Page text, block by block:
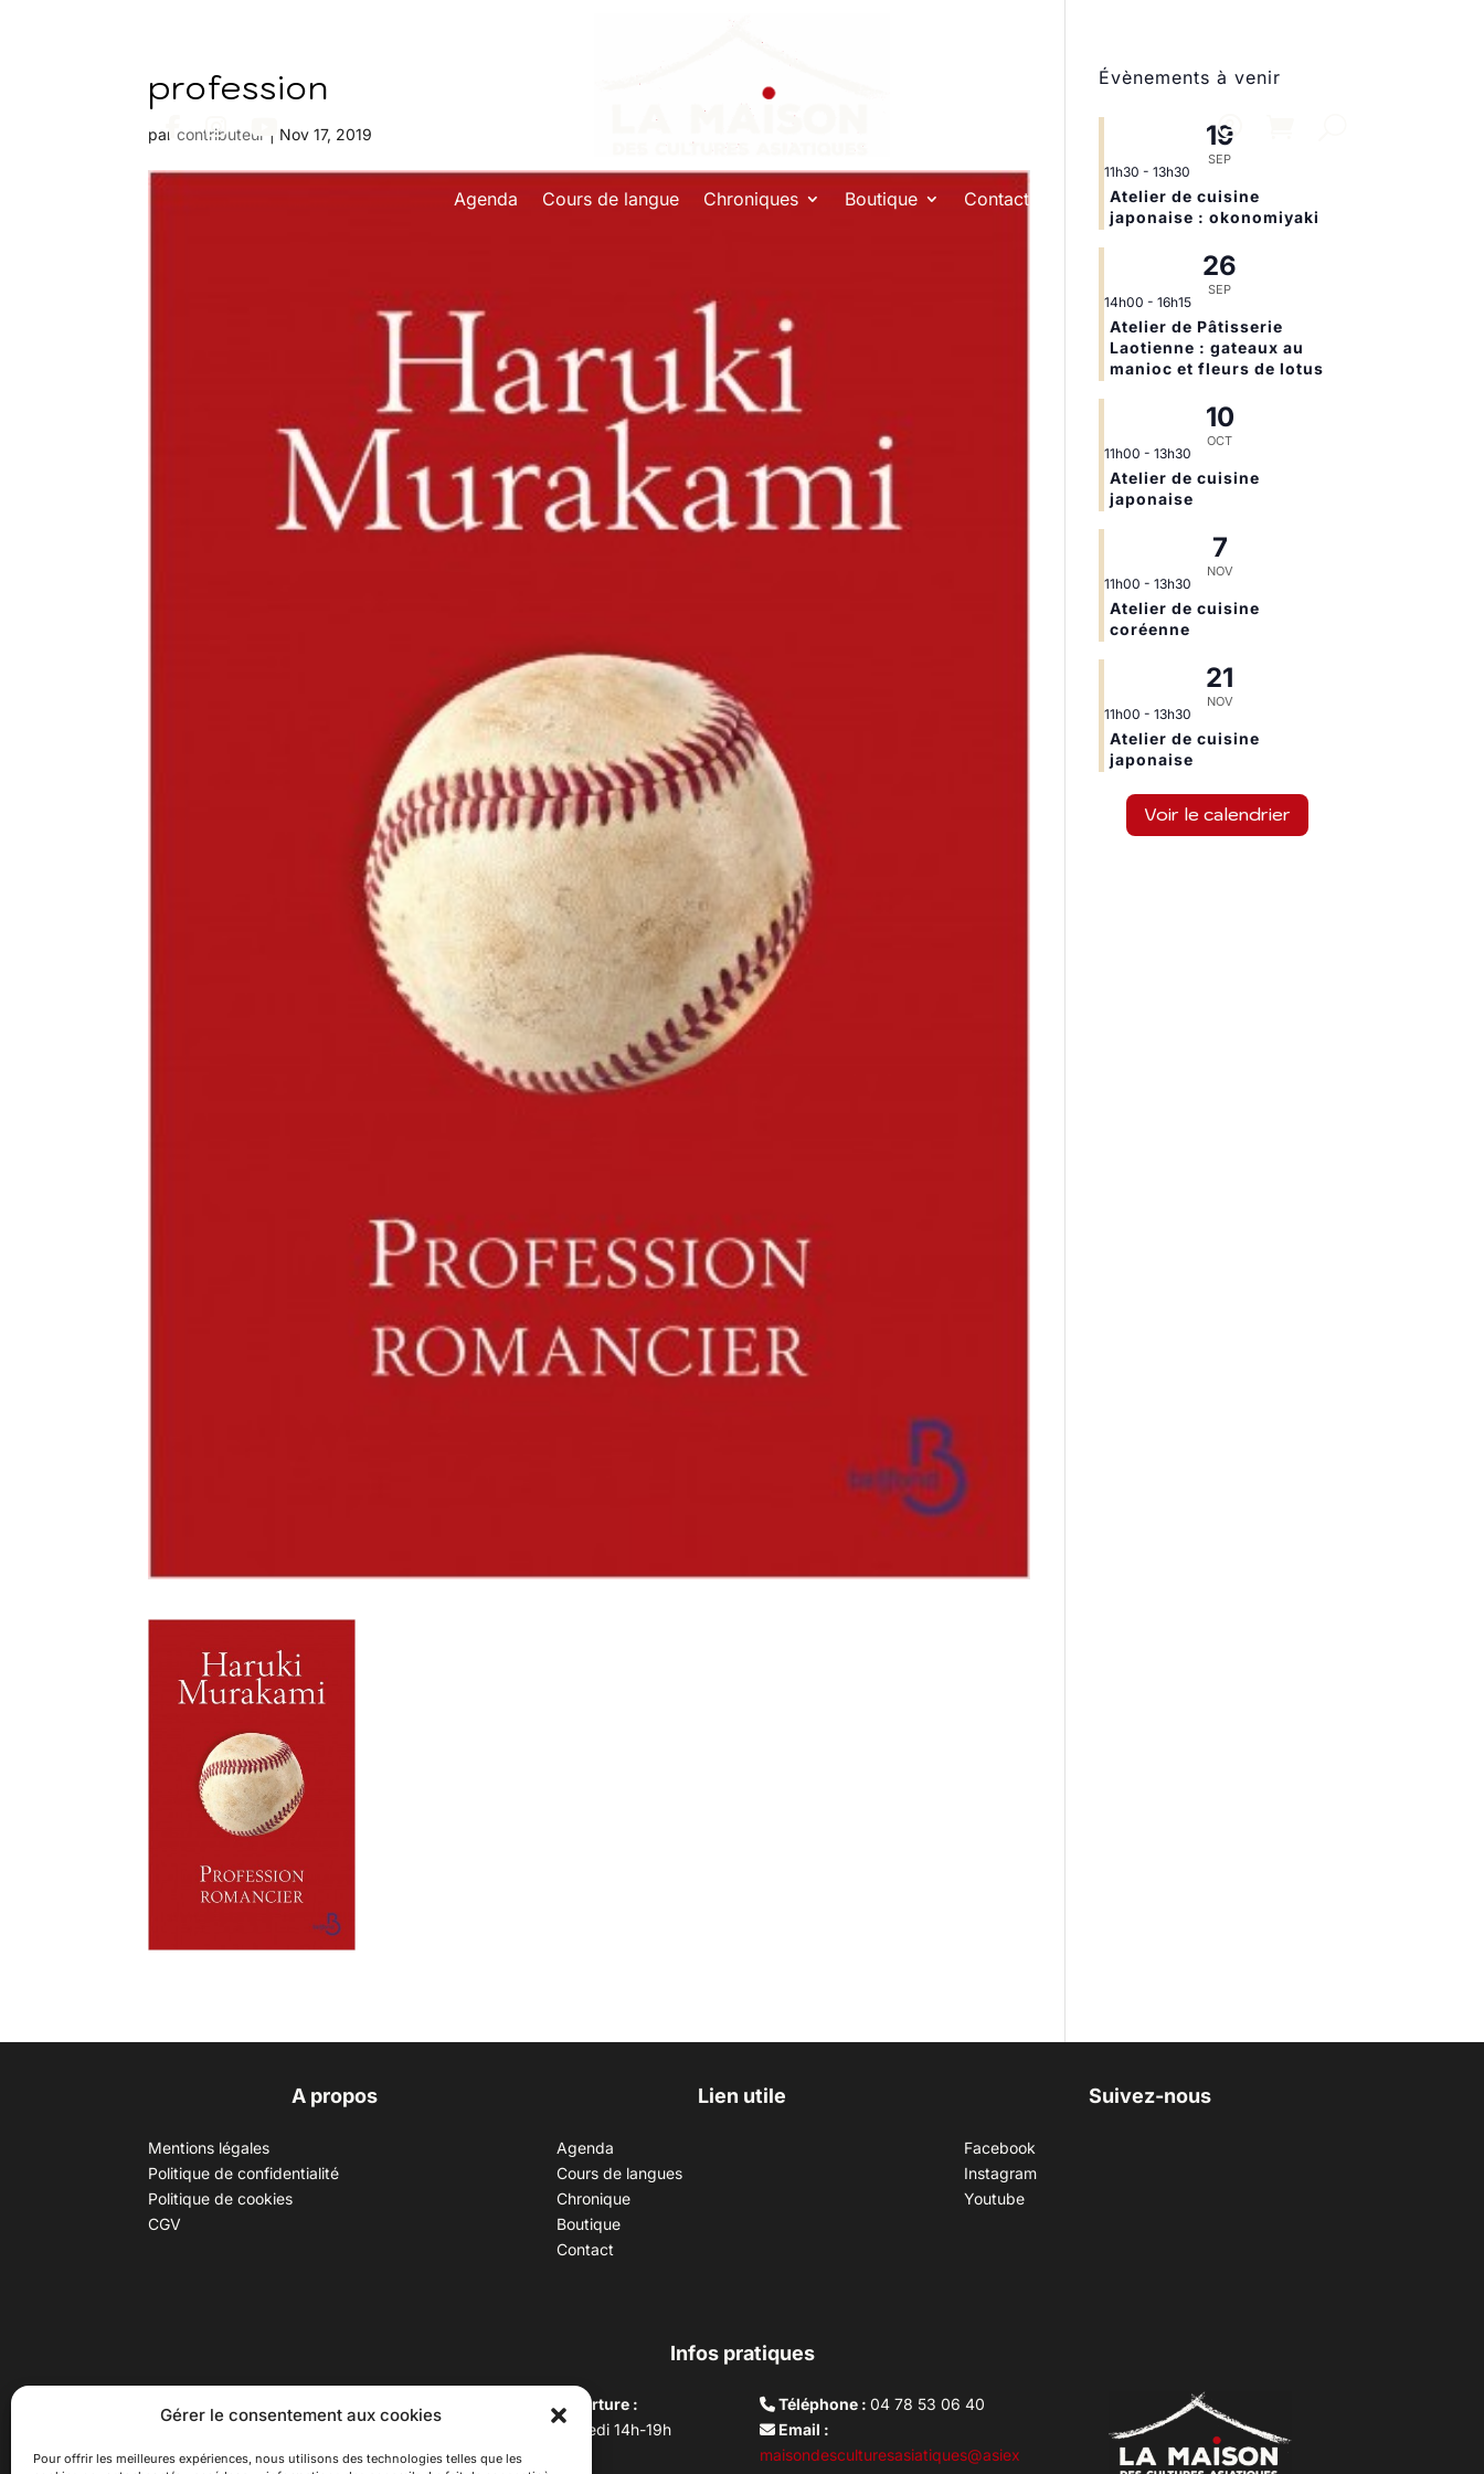
Gérer le consentement aux cookies
Pour offrir les meilleures expériences, nous utilisons des technologies telles que les
Agenda Cours de langue Chroniques Boutique Contact
profession
parcontributeur | Nov 17, 2019
Évènements à venir
19
SEP
11h30 - 13h30
Atelier de cuisine
japonaise : okonomiyaki
26
SEP
14h00 - 16h15
Atelier de Pâtisserie
Laotienne : gateaux au
manioc et fleurs de lotus
10
OCT
11h00 - 13h30
Atelier de cuisine
japonaise
7
NOV
11h00 - 13h30
Atelier de cuisine
coréenne
21
NOV
11h00 - 13h30
Atelier de cuisine
japonaise
Voir le calendrier
A propos
Mentions légales
Politique de confidentialité
Politique de cookies
CGV
Lien utile
Agenda
Cours de langues
Chronique
Boutique
Contact
Suivez-nous
Facebook
Instagram
Youtube
Infos pratiques
30 B rue Dr Rebatel, 69003 Lyon
Maximin, 69003 Lyon)
Horaires d’ouverture :
Du mardi au vendredi 14h-19h
Samedi 10h –17h
Téléphone :04 78 53 06 40
Email :
maisondesculturesasiatiques@asiex